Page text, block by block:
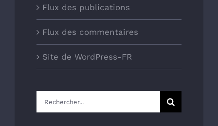
Flux des publications
Flux des commentaires
Site de WordPress-FR
Rechercher: